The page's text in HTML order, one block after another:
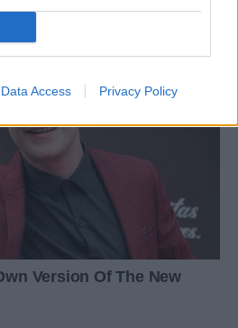
Data Access Privacy Policy